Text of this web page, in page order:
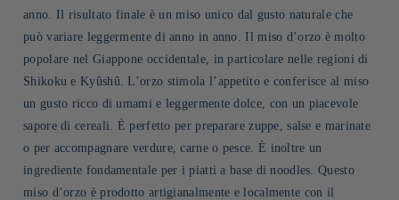
anno. Il risultato finale è un miso unico dal gusto naturale che
può variare leggermente di anno in anno. Il miso d’orzo è molto
popolare nel Giappone occidentale, in particolare nelle regioni di
Shikoku e Kyûshû. L’orzo stimola l’appetito e conferisce al miso
un gusto ricco di umami e leggermente dolce, con un piacevole
sapore di cereali. È perfetto per preparare zuppe, salse e marinate
o per accompagnare verdure, carne o pesce. È inoltre un
ingrediente fondamentale per i piatti a base di noodles. Questo
miso d’orzo è prodotto artigianalmente e localmente con il